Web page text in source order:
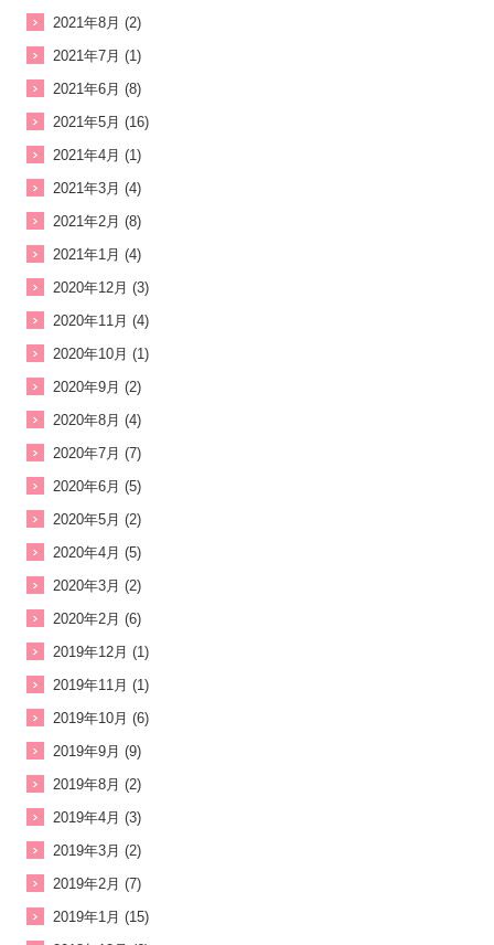
2021年8月 (2)
2021年7月 (1)
2021年6月 (8)
2021年5月 (16)
2021年4月 (1)
2021年3月 (4)
2021年2月 (8)
2021年1月 (4)
2020年12月 (3)
2020年11月 (4)
2020年10月 (1)
2020年9月 (2)
2020年8月 (4)
2020年7月 (7)
2020年6月 (5)
2020年5月 (2)
2020年4月 (5)
2020年3月 (2)
2020年2月 (6)
2019年12月 (1)
2019年11月 (1)
2019年10月 (6)
2019年9月 (9)
2019年8月 (2)
2019年4月 (3)
2019年3月 (2)
2019年2月 (7)
2019年1月 (15)